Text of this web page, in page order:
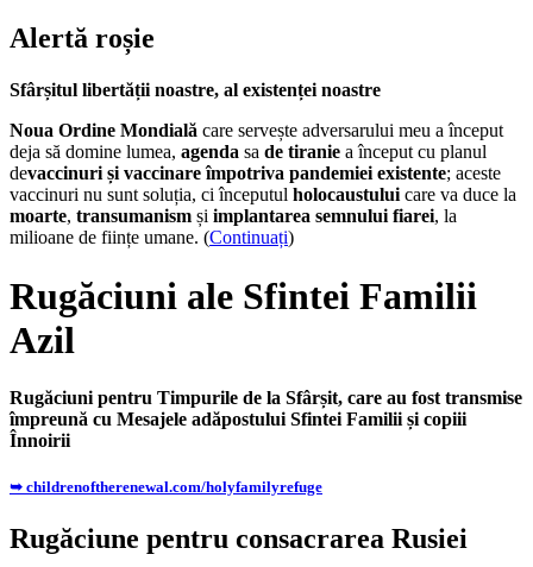
Alertă roșie
Sfârșitul libertății noastre, al existenței noastre
Noua Ordine Mondială care servește adversarului meu a început
deja să domine lumea, agenda sa de tiranie a început cu planul
devaccinuri și vaccinare împotriva pandemiei existente; aceste
vaccinuri nu sunt soluția, ci începutul holocaustului care va duce la
moarte, transumanism și implantarea semnului fiarei, la
milioane de ființe umane. (Continuați)
Rugăciuni ale Sfintei Familii
Azil
Rugăciuni pentru Timpurile de la Sfârșit, care au fost transmise
împreună cu Mesajele adăpostului Sfintei Familii și copiii
Înnoirii
➥ childrenoftherenewal.com/holyfamilyrefuge
Rugăciune pentru consacrarea Rusiei